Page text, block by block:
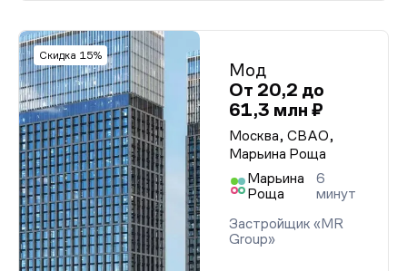
Скидка 15%
Мод
От 20,2 до
61,3 млн ₽
Москва, СВАО,
Марьина Роща
Марьина
Роща
6
минут
Застройщик «MR
Group»